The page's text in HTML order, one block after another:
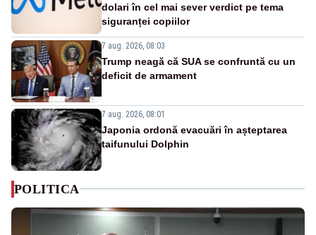
dolari în cel mai sever verdict pe tema
siguranței copiilor
7 aug. 2026, 08:03
Trump neagă că SUA se confruntă cu un
deficit de armament
7 aug. 2026, 08:01
Japonia ordonă evacuări în așteptarea
taifunului Dolphin
POLITICA